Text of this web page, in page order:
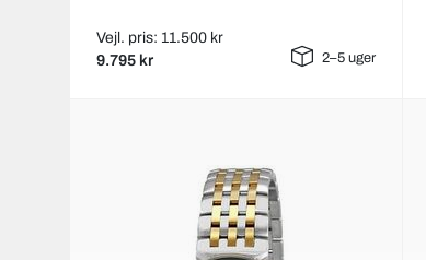
Vejl. pris: 11.500 kr
9.795 kr 2–5 uger